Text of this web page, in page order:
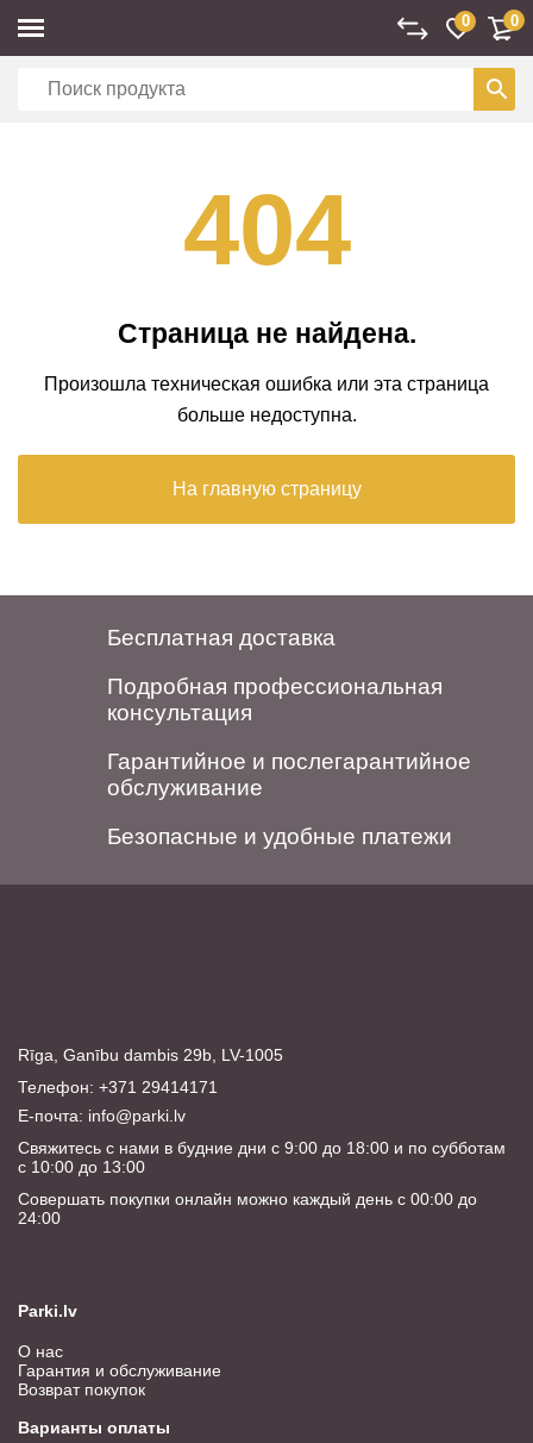
0 0
404
Страница не найдена.
Произошла техническая ошибка или эта страница
больше недоступна.
На главную страницу
Бесплатная доставка
Подробная профессиональная
консультация
Гарантийное и послегарантийное
обслуживание
Безопасные и удобные платежи
Rīga, Ganību dambis 29b, LV-1005
Телефон: +371 29414171
E-почта: info@parki.lv
Свяжитесь с нами в будние дни с 9:00 до 18:00 и по субботам
с 10:00 до 13:00
Совершать покупки онлайн можно каждый день с 00:00 до
24:00
Parki.lv
О нас
Гарантия и обслуживание
Возврат покупок
Варианты оплаты